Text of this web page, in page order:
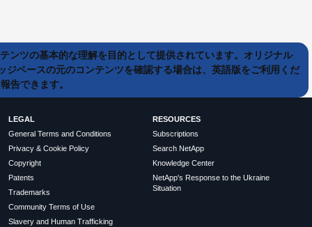
ンツの基本的な理解を目的として提供されています。オリジナル
ベースの元のコンテンツを確認する場合は、英語版をご利用くだ
告できます。
LEGAL
General Terms and Conditions
Privacy & Cookie Policy
Copyright
Patents
Trademarks
Community Terms of Use
Slavery and Human Trafficking
RESOURCES
Subscriptions
Search NetApp
Knowledge Center
NetApp's Response to the Ukraine
Situation